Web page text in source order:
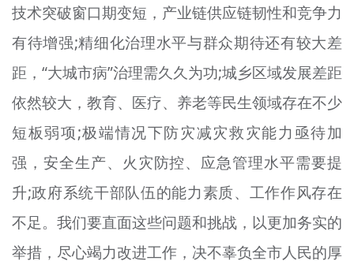
技术突破窗口期变短，产业链供应链韧性和竞争力
有待增强;精细化治理水平与群众期待还有较大差
距，“大城市病”治理需久久为功;城乡区域发展差距
依然较大，教育、医疗、养老等民生领域存在不少
短板弱项;极端情况下防灾减灾救灾能力亟待加
强，安全生产、火灾防控、应急管理水平需要提
升;政府系统干部队伍的能力素质、工作作风存在
不足。我们要直面这些问题和挑战，以更加务实的
举措，尽心竭力改进工作，决不辜负全市人民的厚